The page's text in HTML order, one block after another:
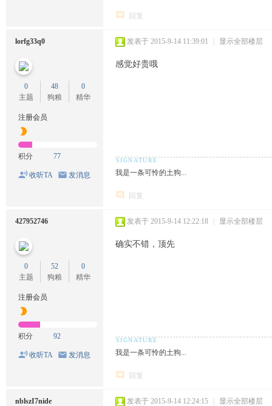
回复
lorfg33q0
0
主题
48
狗粮
0
精华
注册会员
积分 77
收听TA 发消息
发表于 2015-9-14 11:39:01 | 显示全部楼层
感觉好贵哦
我是一条可怜的土狗...
回复
427952746
0
主题
52
狗粮
0
精华
注册会员
积分 92
收听TA 发消息
发表于 2015-9-14 12:22:18 | 显示全部楼层
确实不错，顶先
我是一条可怜的土狗...
回复
nblszI7nide 发表于 2015-9-14 12:24:15 | 显示全部楼层